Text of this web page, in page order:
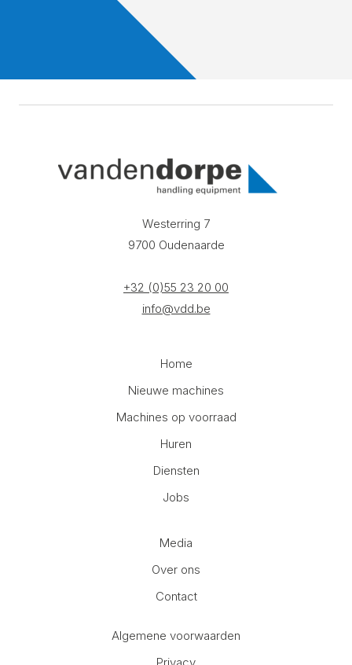
Westerring 7
9700 Oudenaarde
+32 (0)55 23 20 00
info@vdd.be
Home
Nieuwe machines
Machines op voorraad
Huren
Diensten
Jobs
Media
Over ons
Contact
Algemene voorwaarden
Privacy